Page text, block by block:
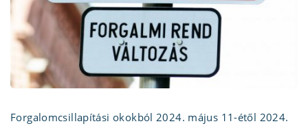
Forgalomcsillapítási okokból 2024. május 11-étől 2024.